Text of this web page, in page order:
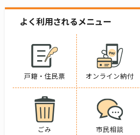
よく利用されるメニュー
戸籍・住民票 オンライン納付
ごみ 市民相談